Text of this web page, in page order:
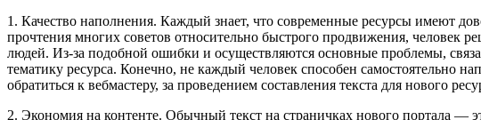
1. Качество наполнения. Каждый знает, что современные ресурсы имеют
прочтения многих советов относительно быстрого продвижения, человек
людей. Из-за подобной ошибки и осуществляются основные проблемы,
тематику ресурса. Конечно, не каждый человек способен самостоятельно
обратиться к вебмастеру, за проведением составления текста для нового
2. Экономия на контенте. Обычный текст на страничках нового портала —